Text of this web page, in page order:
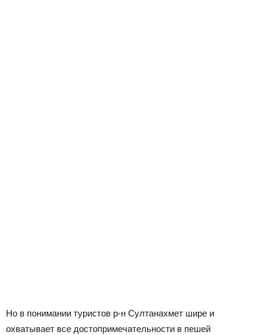
Но в понимании туристов р-н Султанахмет шире и
охватывает все достопримечательности в пешей